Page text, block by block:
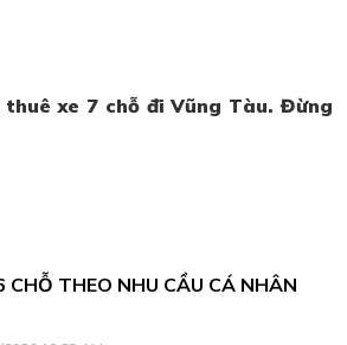
xe 7 chỗ đi Vũng Tàu. Đừng
CHỖ THEO NHU CẦU CÁ NHÂN